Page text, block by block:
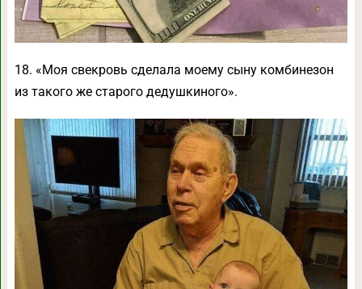
18. «Моя свекровь сделала моему сыну комбинезон
из такого же старого дедушкиного».